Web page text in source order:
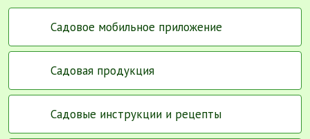
Садовое мобильное приложение
Садовая продукция
Садовые инструкции и рецепты